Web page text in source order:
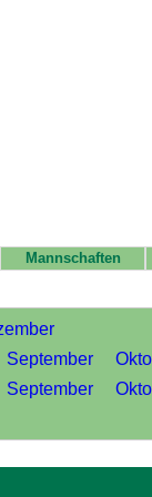
Mannschaften
September
September